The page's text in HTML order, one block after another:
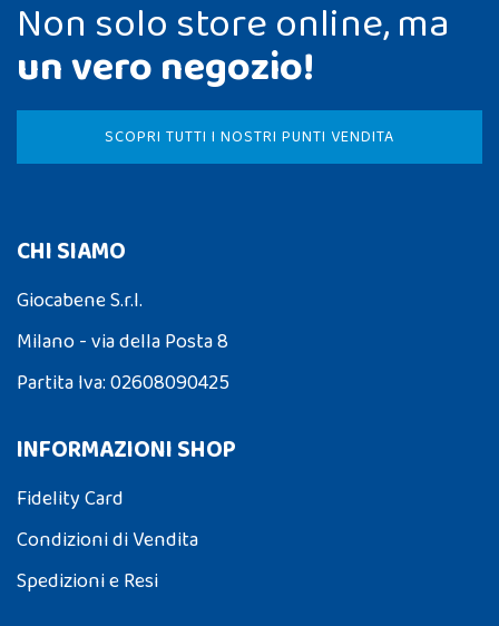
Non solo store online, ma
un vero negozio!
SCOPRI TUTTI I NOSTRI PUNTI VENDITA
CHI SIAMO
Giocabene S.r.l.
Milano - via della Posta 8
Partita Iva: 02608090425
INFORMAZIONI SHOP
Fidelity Card
Condizioni di Vendita
Spedizioni e Resi